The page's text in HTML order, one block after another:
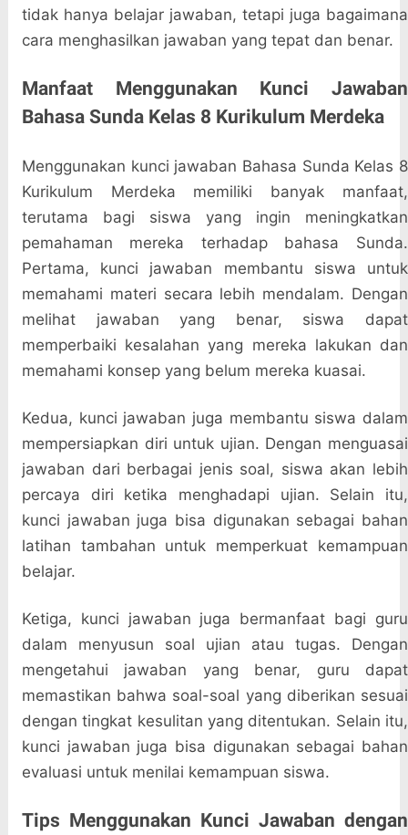
tidak hanya belajar jawaban, tetapi juga bagaimana
cara menghasilkan jawaban yang tepat dan benar.
Manfaat Menggunakan Kunci Jawaban
Bahasa Sunda Kelas 8 Kurikulum Merdeka
Menggunakan kunci jawaban Bahasa Sunda Kelas 8
Kurikulum Merdeka memiliki banyak manfaat,
terutama bagi siswa yang ingin meningkatkan
pemahaman mereka terhadap bahasa Sunda.
Pertama, kunci jawaban membantu siswa untuk
memahami materi secara lebih mendalam. Dengan
melihat jawaban yang benar, siswa dapat
memperbaiki kesalahan yang mereka lakukan dan
memahami konsep yang belum mereka kuasai.
Kedua, kunci jawaban juga membantu siswa dalam
mempersiapkan diri untuk ujian. Dengan menguasai
jawaban dari berbagai jenis soal, siswa akan lebih
percaya diri ketika menghadapi ujian. Selain itu,
kunci jawaban juga bisa digunakan sebagai bahan
latihan tambahan untuk memperkuat kemampuan
belajar.
Ketiga, kunci jawaban juga bermanfaat bagi guru
dalam menyusun soal ujian atau tugas. Dengan
mengetahui jawaban yang benar, guru dapat
memastikan bahwa soal-soal yang diberikan sesuai
dengan tingkat kesulitan yang ditentukan. Selain itu,
kunci jawaban juga bisa digunakan sebagai bahan
evaluasi untuk menilai kemampuan siswa.
Tips Menggunakan Kunci Jawaban dengan